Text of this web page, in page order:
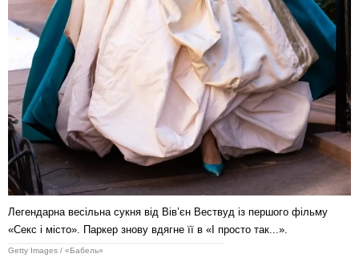
Легендарна весільна сукня від Вів’єн Вествуд із першого фільму
«Секс і місто». Паркер знову вдягне її в «І просто так...».
Getty Images / «Бабель»